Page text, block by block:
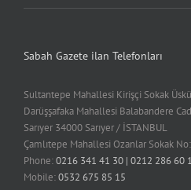
Sabah Gazete ilan Telefonları
Sultantepe Mahallesi Kirişçi Sokak
Darüşşafaka Mahallesi Balabandere
Sarıyer 34000 Sarıyer / İSTANBUL
Çamlıtepe Mahallesi Ozanlar Sokak
Phone:0216 341 41 30 | 0212 286 60
Mobile:0532 675 85 15